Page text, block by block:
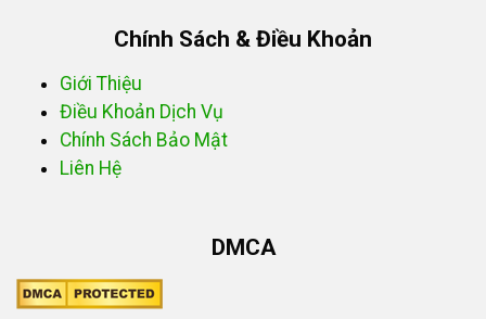
Chính Sách & Điều Khoản
Giới Thiệu
Điều Khoản Dịch Vụ
Chính Sách Bảo Mật
Liên Hệ
DMCA